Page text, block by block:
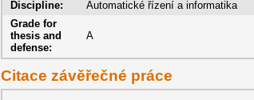
Discipline:
Automatické řízení a informatika
Grade for
thesis and
defense:
A
Citace závěřečné práce